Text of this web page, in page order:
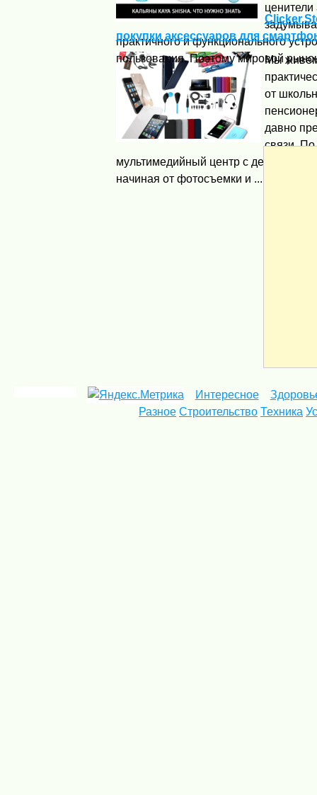
ценители
практичного и функционального
пользования. Поэтому мировой
покупки аксессуаров для
Мы живем
от
давно
связи. По
мультимедийный центр с десятками
начиная от фотосъемки и ...
Интересное
Разное Строительство Техника